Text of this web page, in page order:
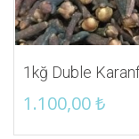
1kğ Duble
1.100,00₺